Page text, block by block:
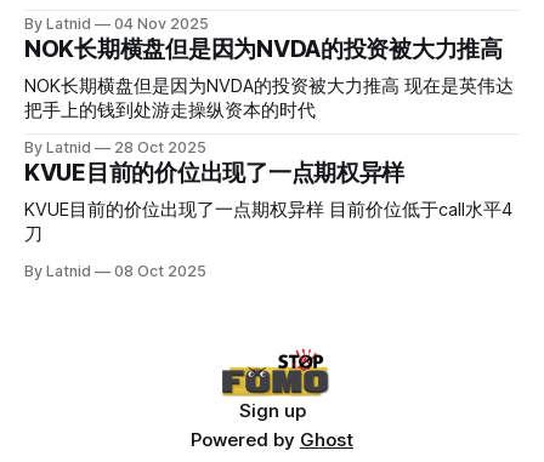
By Latnid 04 Nov 2025
NOK长期横盘但是因为NVDA的投资被大力推高
NOK长期横盘但是因为NVDA的投资被大力推高 现在是英伟达
把手上的钱到处游走操纵资本的时代
By Latnid 28 Oct 2025
KVUE目前的价位出现了一点期权异样
KVUE目前的价位出现了一点期权异样 目前价位低于call水平4
刀
By Latnid 08 Oct 2025
Sign up
Powered by Ghost